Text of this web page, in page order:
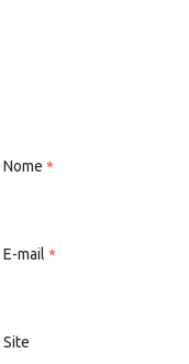
Nome *
E-mail *
Site